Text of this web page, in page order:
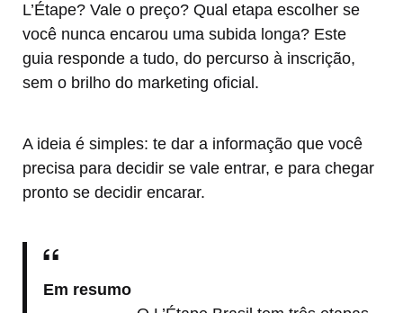
L’Étape? Vale o preço? Qual etapa escolher se
você nunca encarou uma subida longa? Este
guia responde a tudo, do percurso à inscrição,
sem o brilho do marketing oficial.
A ideia é simples: te dar a informação que você
precisa para decidir se vale entrar, e para chegar
pronto se decidir encarar.
Em resumo